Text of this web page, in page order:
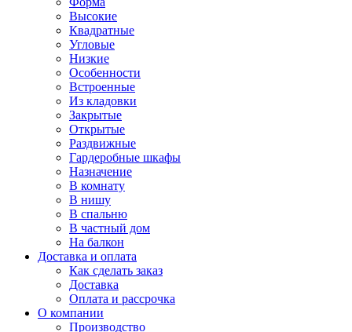
Высокие
Квадратные
Угловые
Низкие
Особенности
Встроенные
Из кладовки
Закрытые
Открытые
Раздвижные
Гардеробные шкафы
Назначение
В комнату
В нишу
В спальню
В частный дом
На балкон
Доставка и оплата
Как сделать заказ
Доставка
Оплата и рассрочка
О компании
Производство